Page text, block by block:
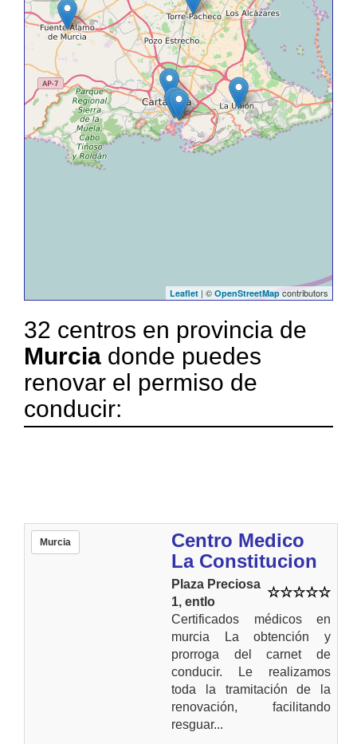
Leaflet | © OpenStreetMap contributors
32 centros en provincia de
Murcia donde puedes
renovar el permiso de
conducir:
Murcia
Centro Medico
La Constitucion
Plaza Preciosa
1, entlo
Certificados médicos en
murcia La obtención y
prorroga del carnet de
conducir. Le realizamos
toda la tramitación de la
renovación, facilitando
resguar...